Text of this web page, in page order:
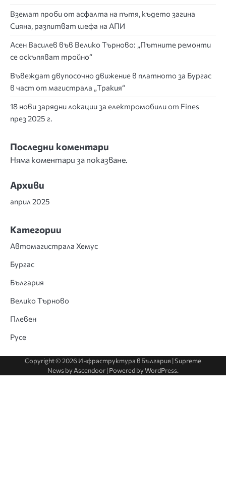
Вземат проби от асфалта на пътя, където загина
Сияна, разпитват шефа на АПИ
Асен Василев във Велико Търново: „Пътните ремонти
се оскъпяват тройно“
Въвеждат двупосочно движение в платното за Бургас
в част от магистрала „Тракия“
18 нови зарядни локации за електромобили от Fines
през 2025 г.
Последни коментари
Няма коментари за показване.
Архиви
април 2025
Категории
Автомагистрала Хемус
Бургас
България
Велико Търново
Плевен
Русе
Copyright © 2026 Инфраструктура в България | Supreme
News by Ascendoor| Powered byWordPress.